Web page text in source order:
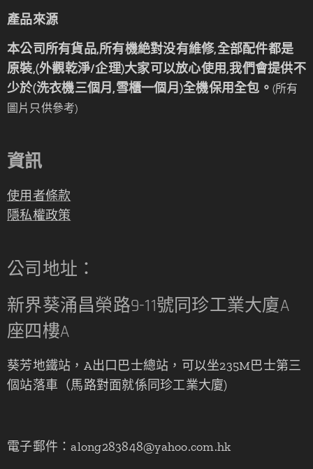
產品來源
本公司所有貨品,所有機絶對没有維修,全部配件都是
原裝,(外觀乾淨/企理)大家可以放心使用,我們會提供不
少於(洗衣機三個月,雪櫃一個月)全機保用全包。 (所有
圖片只供參考)
資訊
使用者條款
隱私權政策
公司地址：
新界葵涌昌榮路9-11號同珍工業大廈A
座四樓A
葵芳地鐵站，A出口巴士總站，可以坐235M巴士第三
個站落車（馬路對面就係同珍工業大廈)
電子郵件：along283848@yahoo.com.hk